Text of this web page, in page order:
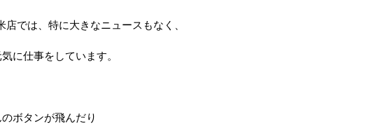
では、特に大きなニュースもなく、
に仕事をしています。
ボタンが飛んだり